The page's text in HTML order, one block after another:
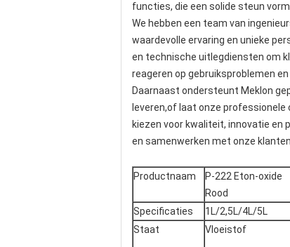
functies, die een solide steun
We hebben een team van
waardevolle ervaring en unieke
en technische uitlegdiensten om
reageren op gebruiksproblemen
Daarnaast ondersteunt Meklon
leveren,of laat onze
kiezen voor kwaliteit, innovatie
en samenwerken met onze
Productnaam
P-222 Eton-oxide
Rood
Specificaties 1L/2,5L/4L/5L
Staat
Vloeistof